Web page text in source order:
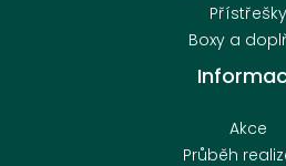
Přístřešky
Boxy a
Akce
Průběh